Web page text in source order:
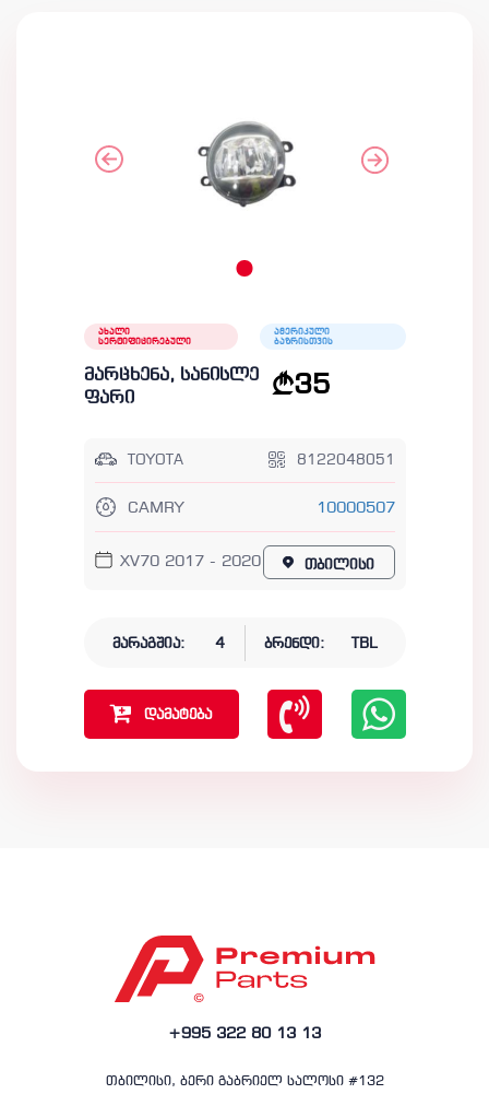
ახალი
სერტიფიცირებული
ამერიკული
ბაზრისთვის
მარცხენა, სანისლე
ფარი
35
TOYOTA 8122048051
CAMRY 10000507
XV70 2017 - 2020 თბილისი
მარაგშია: 4 ბრენდი: TBL
დამატება
+995 322 80 13 13
თბილისი, ბერი გაბრიელ სალოსი #132